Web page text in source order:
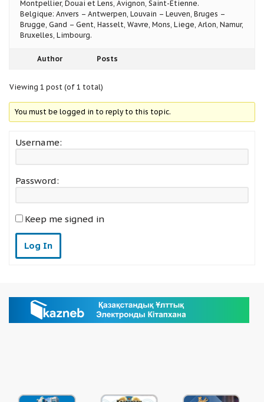
Montpellier, Douai et Lens, Avignon, Saint-Etienne.
Belgique: Anvers – Antwerpen, Louvain – Leuven, Bruges –
Brugge, Gand – Gent, Hasselt, Wavre, Mons, Liege, Arlon, Namur,
Bruxelles, Limbourg.
Author Posts
Viewing 1 post (of 1 total)
You must be logged in to reply to this topic.
Username:
Password:
Keep me signed in
Log In